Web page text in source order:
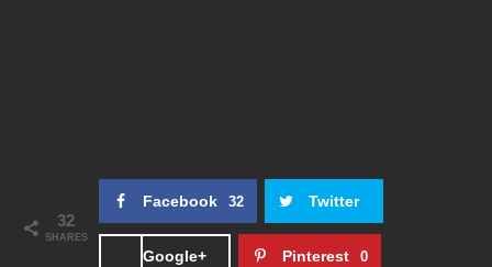
32
SHARES
Facebook 32 Twitter
Google+ Pinterest 0